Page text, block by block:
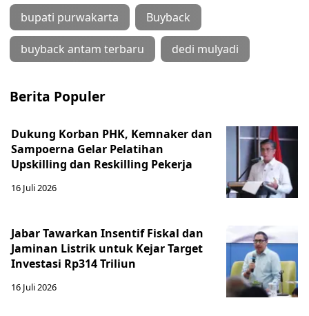
bupati purwakarta Buyback
buyback antam terbaru dedi mulyadi
Berita Populer
Dukung Korban PHK, Kemnaker dan
Sampoerna Gelar Pelatihan
Upskilling dan Reskilling Pekerja
16 Juli 2026
Jabar Tawarkan Insentif Fiskal dan
Jaminan Listrik untuk Kejar Target
Investasi Rp314 Triliun
16 Juli 2026